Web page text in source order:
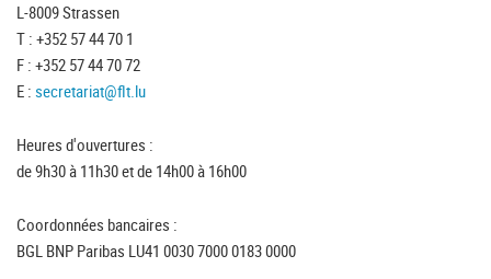
L-8009 Strassen
T : +352 57 44 70 1
F : +352 57 44 70 72
E : secretariat@flt.lu
Heures d'ouvertures :
de 9h30 à 11h30 et de 14h00 à 16h00
Coordonnées bancaires :
BGL BNP Paribas LU41 0030 7000 0183 0000